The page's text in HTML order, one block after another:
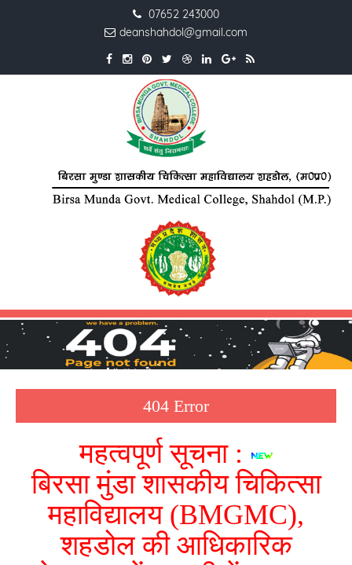
07652 243000
deanshahdol@gmail.com
404 Error
महत्वपूर्ण सूचना :
बिरसा मुंडा शासकीय चिकित्सा
महाविद्यालय (BMGMC),
शहडोल की आधिकारिक